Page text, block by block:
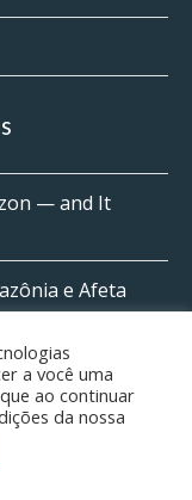
— and It
e Afeta
a você uma
ao continuar
da nossa